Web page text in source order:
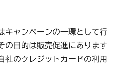
キャンペーンの一環として行
の目的は販売促進にあります
社のクレジットカードの利用